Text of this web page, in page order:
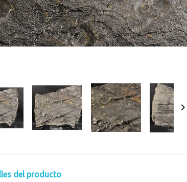

del producto